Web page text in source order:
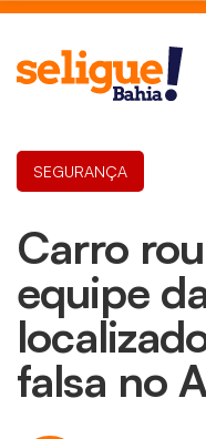
Carro
equipe
falsa no
SEGURANÇA